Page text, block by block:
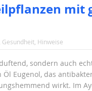
mit
Gesundheit Hinweise
sondern auch
Eugenol, das
wirkt. Im